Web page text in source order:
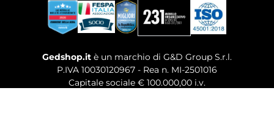
Gedshop.it è un marchio di G&D Group S.r.l.
P.IVA 10030120967 - Rea n. MI-2501016
Capitale sociale € 100.000,00 i.v.